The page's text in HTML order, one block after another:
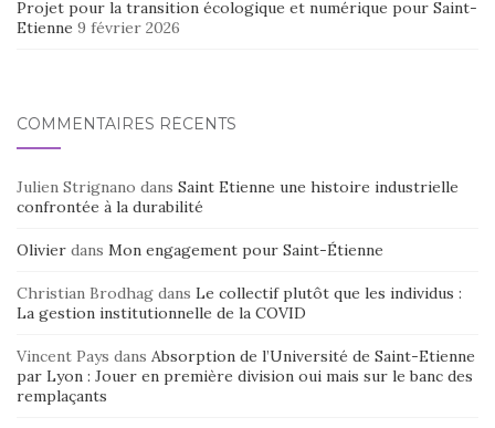
Projet pour la transition écologique et numérique pour Saint-
Etienne 9 février 2026
COMMENTAIRES RÉCENTS
Julien Strignano dans Saint Etienne une histoire industrielle
confrontée à la durabilité
Olivier dans Mon engagement pour Saint-Étienne
Christian Brodhag dans Le collectif plutôt que les individus :
La gestion institutionnelle de la COVID
Vincent Pays dans Absorption de l’Université de Saint-Etienne
par Lyon : Jouer en première division oui mais sur le banc des
remplaçants